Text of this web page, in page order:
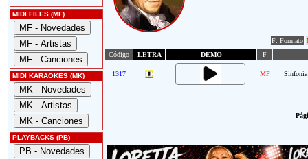
MIDI FILES (MF)
MIDI KARAOKES (MK)
PLAYBACKS (PB)
F: Formato
Código
LETRA DEMO F
1317 MF